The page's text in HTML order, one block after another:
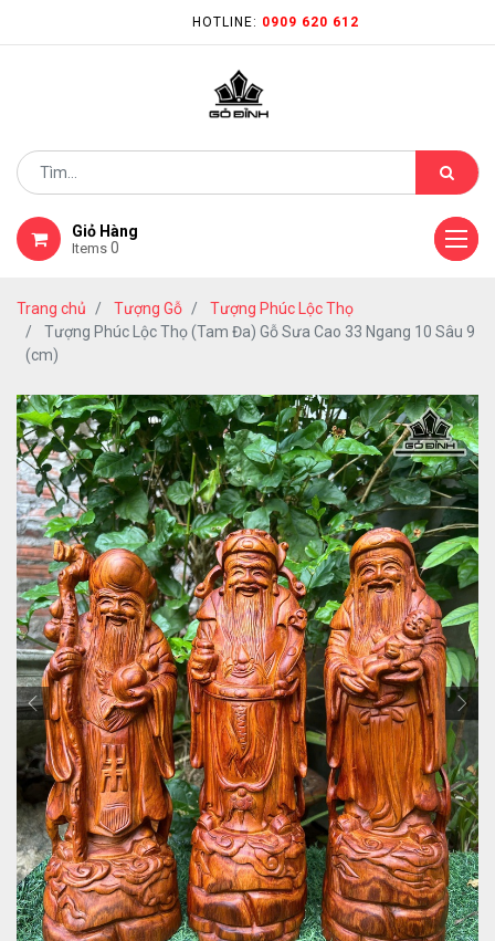
HOTLINE: 0909 620 612
Giỏ Hàng
Items 0
Trang chủ Tượng Gỗ
Tượng Phúc Lộc Thọ
Tượng Phúc Lộc Thọ (Tam Đa) Gỗ Sưa Cao 33 Ngang 10 Sâu 9
(cm)